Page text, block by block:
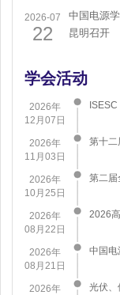
2026-07
22
中国电源
昆明召开
学会活动
2026年
12月07日
ISESC
2026年
11月03日
第十二
2026年
10月25日
第二届
2026年
08月22日
2026
2026年
08月21日
中国电
2026年
光伏、